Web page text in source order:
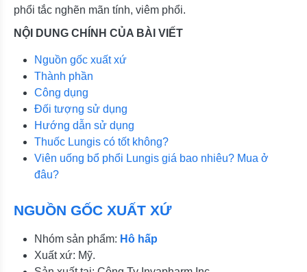
phổi tắc nghẽn mãn tính, viêm phổi.
NỘI DUNG CHÍNH CỦA BÀI VIẾT
Nguồn gốc xuất xứ
Thành phần
Công dụng
Đối tượng sử dụng
Hướng dẫn sử dụng
Thuốc Lungis có tốt không?
Viên uống bổ phổi Lungis giá bao nhiêu? Mua ở
đâu?
NGUỒN GỐC XUẤT XỨ
Nhóm sản phẩm: Hô hấp
Xuất xứ: Mỹ.